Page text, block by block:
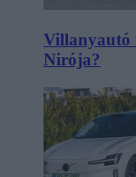
Villanyautó
Nirója?